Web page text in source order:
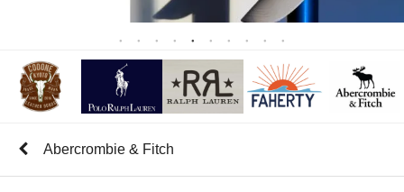
Abercrombie & Fitch